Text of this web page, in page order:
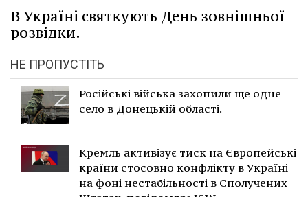
В Україні святкують День зовнішньої
розвідки.
НЕ ПРОПУСТІТЬ
Російські війська захопили ще одне
село в Донецькій області.
Кремль активізує тиск на Європейські
країни стосовно конфлікту в Україні
на фоні нестабільності в Сполучених